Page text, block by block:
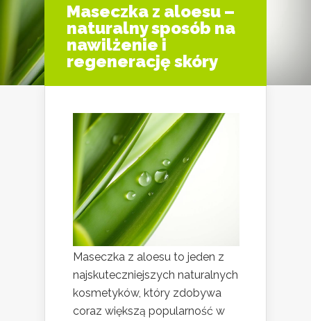
Maseczka z aloesu –
naturalny sposób na
nawilżenie i
regenerację skóry
Maseczka z aloesu to jeden z
najskuteczniejszych naturalnych
kosmetyków, który zdobywa
coraz większą popularność w